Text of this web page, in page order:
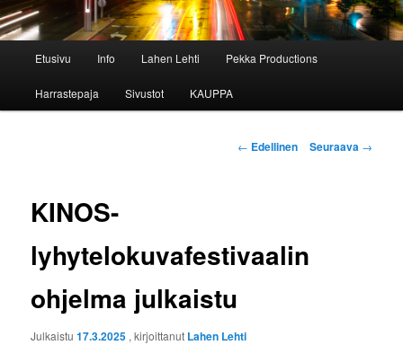
Etusivu Info Lahen Lehti Pekka Productions
Harrastepaja Sivustot KAUPPA
Artikkelien
← Edellinen Seuraava →
KINOS-
lyhytelokuvafestivaalin
ohjelma julkaistu
Julkaistu17.3.2025 , kirjoittanut Lahen Lehti